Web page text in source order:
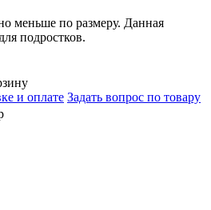
меньше по размеру. Данная
подростков.
и оплате Задать вопрос по товару